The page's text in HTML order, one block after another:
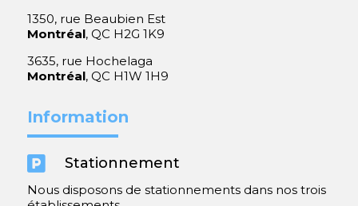
1350, rue Beaubien Est
Montréal, QC H2G 1K9
3635, rue Hochelaga
Montréal, QC H1W 1H9
Information
 Stationnement
Nous disposons de stationnements dans nos trois